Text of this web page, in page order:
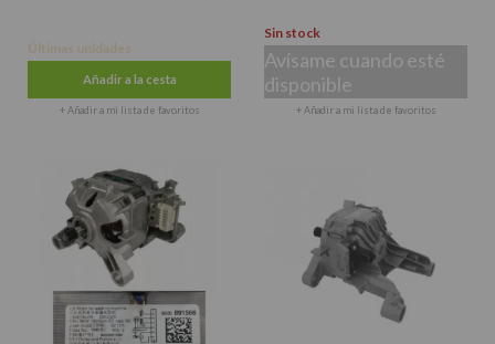
Últimas unidades
Añadir a la cesta
+ Añadir a mi lista de favoritos
Sin stock
Avísame cuando esté
disponible
+ Añadir a mi lista de favoritos